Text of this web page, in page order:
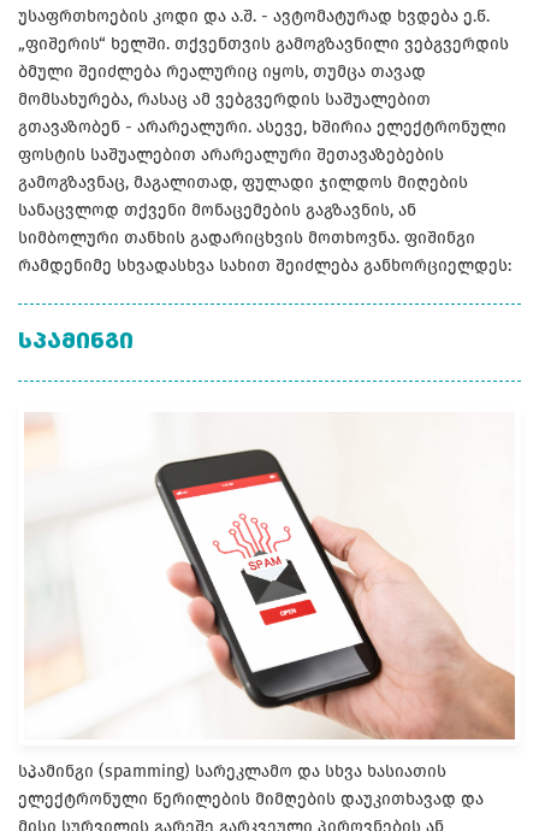
უსაფრთხოების კოდი და ა.შ. - ავტომატურად ხვდება ე.წ.
„ფიშერის“ ხელში. თქვენთვის გამოგზავნილი ვებგვერდის
ბმული შეიძლება რეალურიც იყოს, თუმცა თავად
მომსახურება, რასაც ამ ვებგვერდის საშუალებით
გთავაზობენ - არარეალური. ასევე, ხშირია ელექტრონული
ფოსტის საშუალებით არარეალური შეთავაზებების
გამოგზავნაც, მაგალითად, ფულადი ჯილდოს მიღების
სანაცვლოდ თქვენი მონაცემების გაგზავნის, ან
სიმბოლური თანხის გადარიცხვის მოთხოვნა. ფიშინგი
რამდენიმე სხვადასხვა სახით შეიძლება განხორციელდეს:
ᲡᲞᲐᲛᲘᲜᲒᲘ
სპამინგი (spamming) სარეკლამო და სხვა ხასიათის
ელექტრონული წერილების მიმღების დაუკითხავად და
მისი სურვილის გარეშე გარკვეული პიროვნების ან